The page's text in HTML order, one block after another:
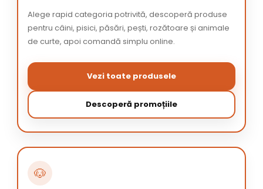
Alege rapid categoria potrivită, descoperă produse
pentru câini, pisici, păsări, pești, rozătoare și animale
de curte, apoi comandă simplu online.
Vezi toate produsele
Descoperă promoțiile
🐶